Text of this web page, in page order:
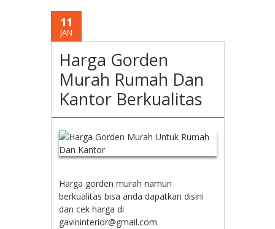
11
JAN
Harga Gorden
Murah Rumah Dan
Kantor Berkualitas
Harga gorden murah namun
berkualitas bisa anda dapatkan disini
dan cek harga di
gavininterior@gmail.com